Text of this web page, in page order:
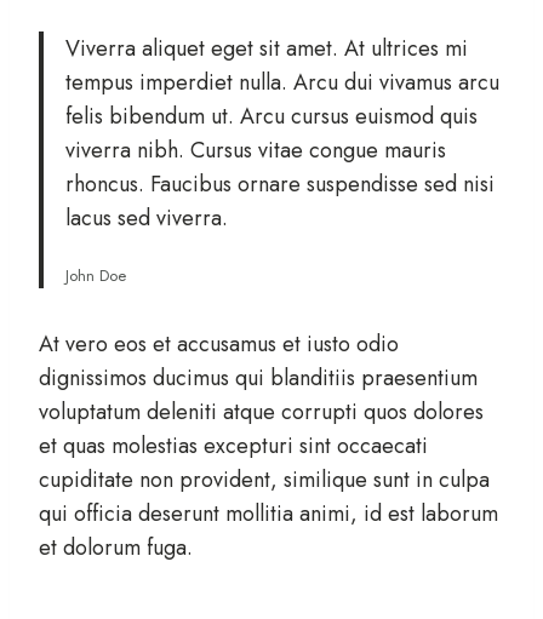
Viverra aliquet eget sit amet. At ultrices mi
tempus imperdiet nulla. Arcu dui vivamus arcu
felis bibendum ut. Arcu cursus euismod quis
viverra nibh. Cursus vitae congue mauris
rhoncus. Faucibus ornare suspendisse sed nisi
lacus sed viverra.
John Doe
At vero eos et accusamus et iusto odio
dignissimos ducimus qui blanditiis praesentium
voluptatum deleniti atque corrupti quos dolores
et quas molestias excepturi sint occaecati
cupiditate non provident, similique sunt in culpa
qui officia deserunt mollitia animi, id est laborum
et dolorum fuga.